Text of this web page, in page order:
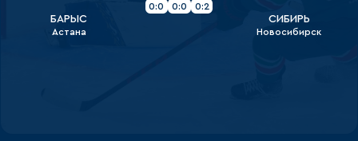
БАРЫС
Астана
0:0 0:0 0:2
СИБИРЬ
Новосибирск